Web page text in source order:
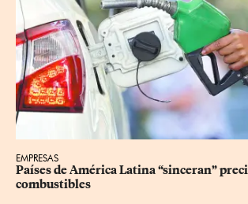
EMPRESAS
Países de América Latina “sinceran”
combustibles